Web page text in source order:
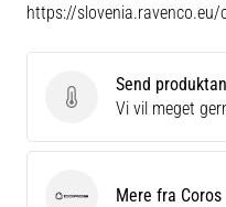
https://
Send
Send
Vi vil meget
Mere fra Coros